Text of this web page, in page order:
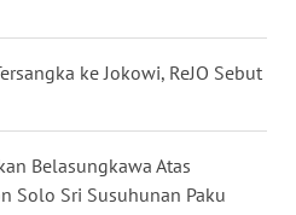
ke Jokowi, ReJO Sebut
Belasungkawa Atas
Solo Sri Susuhunan Paku